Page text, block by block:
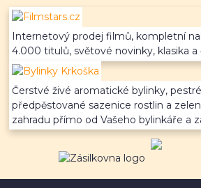
Internetový prodej filmů, kompletní
4.000 titulů, světové novinky, klasika
Čerstvé živé aromatické bylinky,
předpěstované sazenice rostlin a
zahradu přímo od Vašeho bylinkáře a